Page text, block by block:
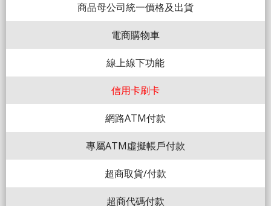
商品母公司統一價格及出貨
電商購物車
線上線下功能
信用卡刷卡
網路ATM付款
專屬ATM虛擬帳戶付款
超商取貨/付款
超商代碼付款